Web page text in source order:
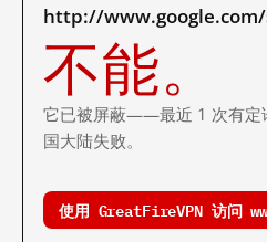
http://www.google.com/
不能。
它已被屏蔽——最近 1 次有定
国大陆失败。
使用 GreatFireVPN 访问